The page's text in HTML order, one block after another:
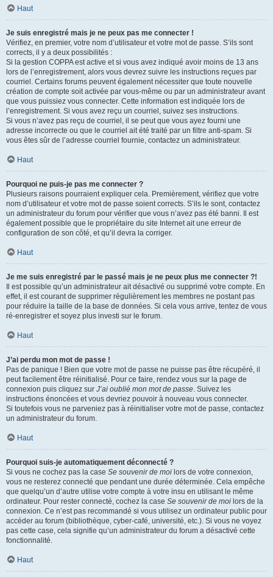
Haut
Je suis enregistré mais je ne peux pas me connecter !
Vérifiez, en premier, votre nom d’utilisateur et votre mot de passe. S’ils sont
corrects, il y a deux possibilités :
Si la gestion COPPA est active et si vous avez indiqué avoir moins de 13 ans
lors de l’enregistrement, alors vous devrez suivre les instructions reçues par
courriel. Certains forums peuvent également nécessiter que toute nouvelle
création de compte soit activée par vous-même ou par un administrateur avant
que vous puissiez vous connecter. Cette information est indiquée lors de
l’enregistrement. Si vous avez reçu un courriel, suivez ses instructions.
Si vous n’avez pas reçu de courriel, il se peut que vous ayez fourni une
adresse incorrecte ou que le courriel ait été traité par un filtre anti-spam. Si
vous êtes sûr de l’adresse courriel fournie, contactez un administrateur.
Haut
Pourquoi ne puis-je pas me connecter ?
Plusieurs raisons pourraient expliquer cela. Premièrement, vérifiez que votre
nom d’utilisateur et votre mot de passe soient corrects. S’ils le sont, contactez
un administrateur du forum pour vérifier que vous n’avez pas été banni. Il est
également possible que le propriétaire du site Internet ait une erreur de
configuration de son côté, et qu’il devra la corriger.
Haut
Je me suis enregistré par le passé mais je ne peux plus me connecter ?!
Il est possible qu’un administrateur ait désactivé ou supprimé votre compte. En
effet, il est courant de supprimer régulièrement les membres ne postant pas
pour réduire la taille de la base de données. Si cela vous arrive, tentez de vous
ré-enregistrer et soyez plus investi sur le forum.
Haut
J’ai perdu mon mot de passe !
Pas de panique ! Bien que votre mot de passe ne puisse pas être récupéré, il
peut facilement être réinitialisé. Pour ce faire, rendez vous sur la page de
connexion puis cliquez sur J’ai oublié mon mot de passe. Suivez les
instructions énoncées et vous devriez pouvoir à nouveau vous connecter.
Si toutefois vous ne parveniez pas à réinitialiser votre mot de passe, contactez
un administrateur du forum.
Haut
Pourquoi suis-je automatiquement déconnecté ?
Si vous ne cochez pas la case Se souvenir de moi lors de votre connexion,
vous ne resterez connecté que pendant une durée déterminée. Cela empêche
que quelqu’un d’autre utilise votre compte à votre insu en utilisant le même
ordinateur. Pour rester connecté, cochez la case Se souvenir de moi lors de la
connexion. Ce n’est pas recommandé si vous utilisez un ordinateur public pour
accéder au forum (bibliothèque, cyber-café, université, etc.). Si vous ne voyez
pas cette case, cela signifie qu’un administrateur du forum a désactivé cette
fonctionnalité.
Haut